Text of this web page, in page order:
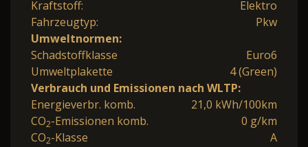
Kraftstoff:
Elektro
Fahrzeugtyp:
Pkw
Umweltnormen:
Schadstoffklasse
Euro6
Umweltplakette
4 (Green)
Verbrauch und Emissionen nach WLTP:
Energieverbr. komb.
21,0 kWh/100km
CO2-Emissionen komb.
0 g/km
CO2-Klasse A